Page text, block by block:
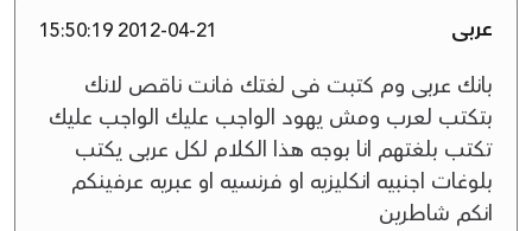
عربى 2012-04-21 15:50:19
بانك عربى وم كتبت فى لغتك فانت ناقص لانك
بتكتب لعرب ومش يهود الواجب عليك الواجب عليك
تكتب بلغتهم انا بوجه هذا الكلام لكل عربى يكتب
بلوغات اجنبيه انكليزيه او فرنسيه او عبريه عرفينكم
انكم شاطرين